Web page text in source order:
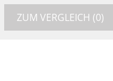
ZUM VERGLEICH (0)